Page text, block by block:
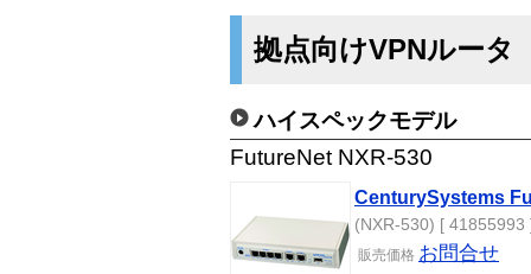
拠点向けVPNルータ
ハイスペックモデル
FutureNet NXR-530
CenturySystems
(NXR-530) [ 41855993
販売価格 お問合せ